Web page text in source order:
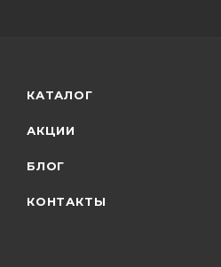
КАТАЛОГ
АКЦИИ
БЛОГ
КОНТАКТЫ